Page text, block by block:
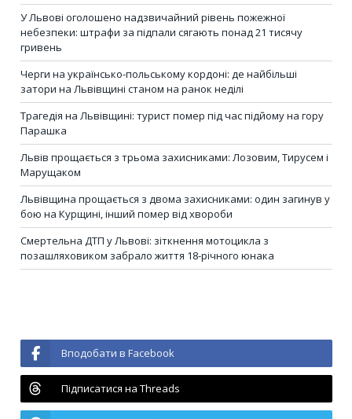
У Львові оголошено надзвичайний рівень пожежної
небезпеки: штрафи за підпали сягають понад 21 тисячу
гривень
Черги на українсько-польському кордоні: де найбільші
затори на Львівщині станом на ранок неділі
Трагедія на Львівщині: турист помер під час підйому на гору
Парашка
Львів прощається з трьома захисниками: Лозовим, Тирусем і
Марущаком
Львівщина прощається з двома захисниками: один загинув у
бою на Курщині, інший помер від хвороби
Смертельна ДТП у Львові: зіткнення мотоцикла з
позашляховиком забрало життя 18-річного юнака
Вподобати в Facebook
Підписатися на Threads